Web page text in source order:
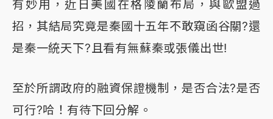
有妙用，近日美國在格陵蘭布局，與歐盟過
招，其結局究竟是秦國十五年不敢窺函谷關?還
是秦一統天下?且看有無蘇秦或張儀出世!
至於所謂政府的融資保證機制，是否合法?是否
可行?哈！有待下回分解。